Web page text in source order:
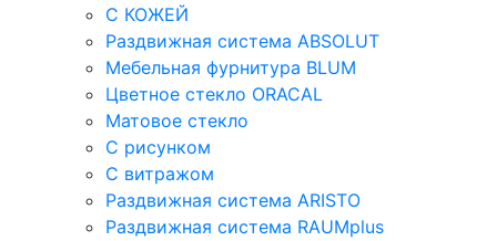
С КОЖЕЙ
Раздвижная система ABSOLUT
Мебельная фурнитура BLUM
Цветное стекло ORACAL
Матовое стекло
C рисунком
C витражом
Раздвижная система ARISTO
Раздвижная система RAUMplus